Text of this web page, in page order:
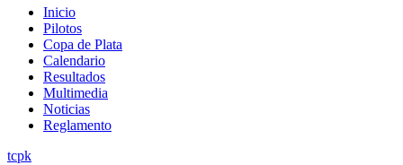
Inicio
Pilotos
Copa de Plata
Calendario
Resultados
Multimedia
Noticias
Reglamento
tcpk